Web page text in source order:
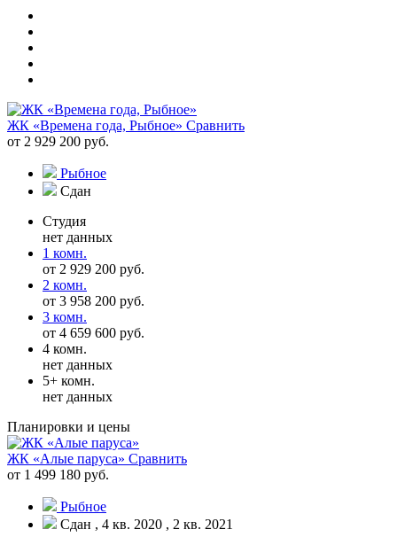
ЖК «Времена года, Рыбное» Сравнить
от 2 929 200 руб.
Рыбное
Сдан
Студия
нет данных
1 комн.
от 2 929 200 руб.
2 комн.
от 3 958 200 руб.
3 комн.
от 4 659 600 руб.
4 комн.
нет данных
5+ комн.
нет данных
Планировки и цены
ЖК «Алые паруса» Сравнить
от 1 499 180 руб.
Рыбное
Сдан , 4 кв. 2020 , 2 кв. 2021